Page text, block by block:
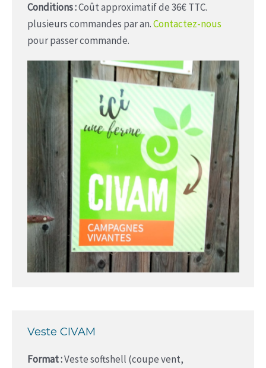
Conditions :Coût approximatif de 36€ TTC.
plusieurs commandes par an.Contactez-nous
pour passer commande.
Veste CIVAM
Format :Veste softshell (coupe vent,